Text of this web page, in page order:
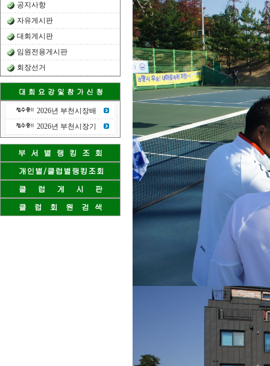
공지사항
자유게시판
대회게시판
임원전용게시판
회장선거
2026년 부천시장배
2026년 부천시장기